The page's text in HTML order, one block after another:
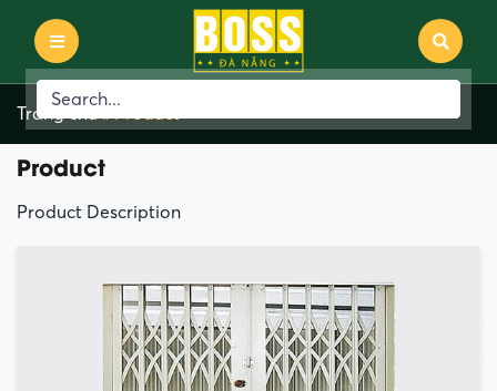
Trang chủ
Product
Product Description